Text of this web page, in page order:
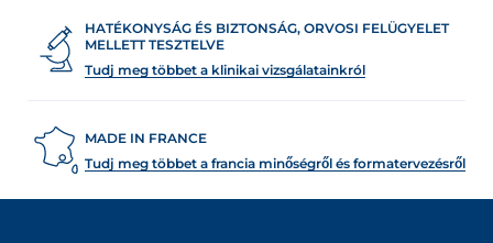
HATÉKONYSÁG ÉS BIZTONSÁG, ORVOSI FELÜGYELET
MELLETT TESZTELVE
Tudj meg többet a klinikai vizsgálatainkról
MADE IN FRANCE
Tudj meg többet a francia minőségről és formatervezésről